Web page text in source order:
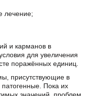
лечение;
и карманов в
для увеличения
поражённых единиц.
присутствующие в
патогенные. Пока их